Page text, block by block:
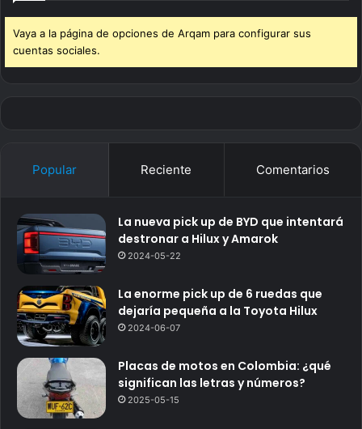
Vaya a la página de opciones de Arqam para configurar sus
cuentas sociales.
Popular Reciente Comentarios
La nueva pick up de BYD que intentará
destronar a Hilux y Amarok
2024-05-22
La enorme pick up de 6 ruedas que
dejaría pequeña a la Toyota Hilux
2024-06-07
Placas de motos en Colombia: ¿qué
significan las letras y números?
2025-05-15